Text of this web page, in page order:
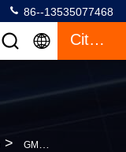
86--13535077468
Citazione
> GM60 GM60VA Motore Di Viaggio A Trasmissione Finale Per Escavatore SH350 SK330 SK350 Lc15v00026f2